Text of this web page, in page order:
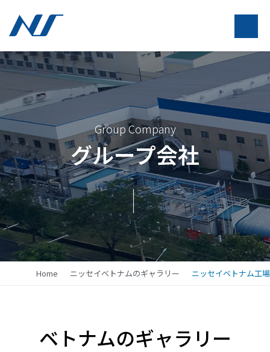
Group Company
グループ会社
Home ニッセイベトナムのギャラリー ニッセイベトナム工場
ベトナムのギャラリー